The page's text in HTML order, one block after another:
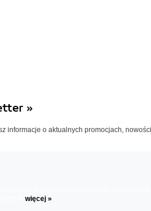
»
informacje o aktualnych promocjach,
więcej »